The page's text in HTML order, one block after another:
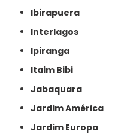
Ibirapuera
Interlagos
Ipiranga
Itaim Bibi
Jabaquara
Jardim América
Jardim Europa